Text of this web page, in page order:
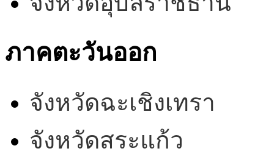
ภาคตะวันออก
จังหวัดฉะเชิงเทรา
จังหวัดสระแก้ว